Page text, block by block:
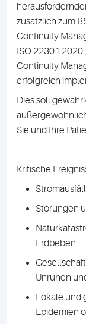
zusätzlich zum
Continuity
ISO 22301:2020
Continuity
erfolgreich
Dies soll
Sie und Ihre
Kritische
Störungen
Erdbeben
Unruhen
Lokale und
Epidemien